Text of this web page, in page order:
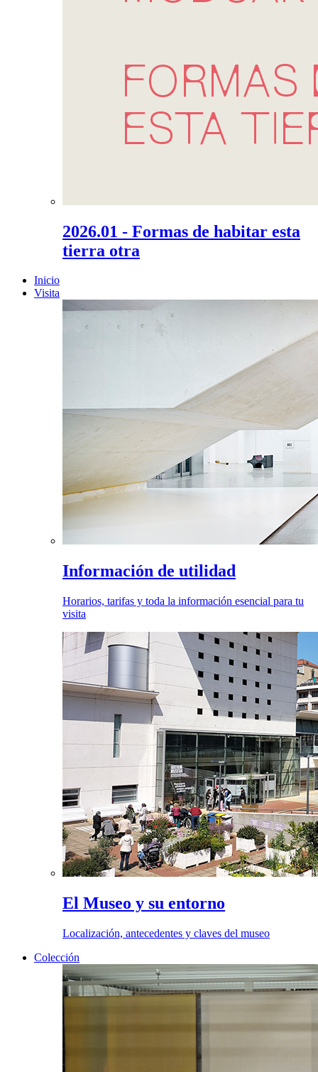
2026.01 - Formas de habitar esta
tierra otra
Inicio
Visita
Información de utilidad
Horarios, tarifas y toda la información esencial para tu
visita
El Museo y su entorno
Localización, antecedentes y claves del museo
Colección